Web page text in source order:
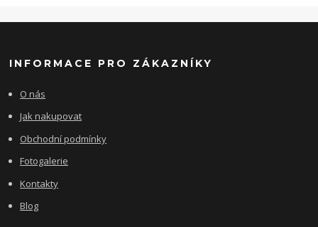
INFORMACE PRO ZÁKAZNÍKY
O nás
Jak nakupovat
Obchodní podmínky
Fotogalerie
Kontakty
Blog